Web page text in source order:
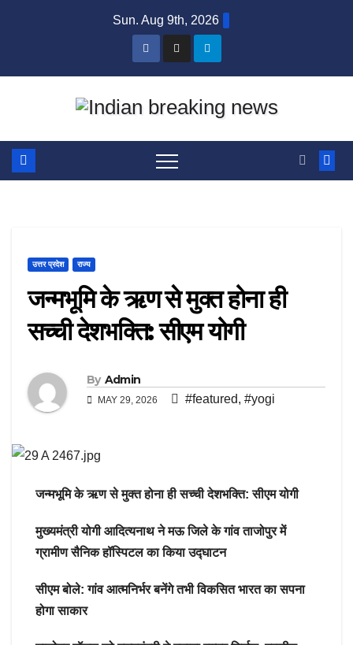
Sun. Aug 9th, 2026
उत्तर प्रदेश राज्य
जन्मभूमि के ऋण से मुक्त होना ही
सच्ची देशभक्ति: सीएम योगी
By Admin
MAY 29, 2026 #featured, #yogi
जन्मभूमि के ऋण से मुक्त होना ही सच्ची देशभक्ति: सीएम योगी
मुख्यमंत्री योगी आदित्यनाथ ने मऊ जिले के गांव ताजोपुर में
ग्रामीण सैनिक हॉस्पिटल का किया उद्घाटन
सीएम बोले: गांव आत्मनिर्भर बनेंगे तभी विकसित भारत का सपना
होगा साकार